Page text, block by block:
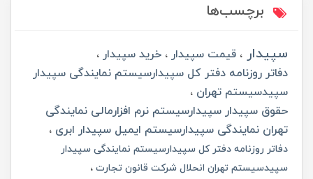
برچسب‌ها
سپیدار قیمت سپیدار
خرید سپیدار
دفاتر روزنامه دفتر کل سپیدارسیستم نمایندگی سپیدار
سپیدسیستم تهران
حقوق سپیدار سپیدارسیستم نرم افزارمالی نمایندگی
تهران نمایندگی سپیدارسیستم ایمیل سپیدار ابری
دفاتر روزنامه دفتر کل سپیدارسیستم نمایندگی سپیدار
سپیدسیستم تهران انحلال شرکت قانون تجارت